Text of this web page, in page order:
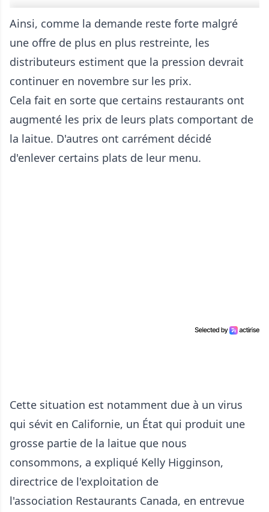
Ainsi, comme la demande reste forte malgré
une offre de plus en plus restreinte, les
distributeurs estiment que la pression devrait
continuer en novembre sur les prix.
Cela fait en sorte que certains restaurants ont
augmenté les prix de leurs plats comportant de
la laitue. D'autres ont carrément décidé
d'enlever certains plats de leur menu.
Cette situation est notamment due à un virus
qui sévit en Californie, un État qui produit une
grosse partie de la laitue que nous
consommons, a expliqué Kelly Higginson,
directrice de l'exploitation de
l'association Restaurants Canada, en entrevue